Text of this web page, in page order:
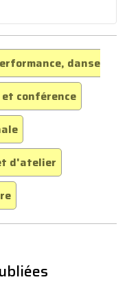
danse
conférence
d'atelier